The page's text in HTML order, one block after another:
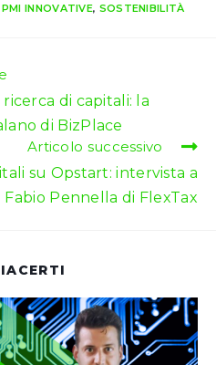
PMI INNOVATIVE, SOSTENIBILITÀ
di capitali: la
di BizPlace
Articolo successivo
su Opstart: intervista a
Fabio Pennella di FlexTax